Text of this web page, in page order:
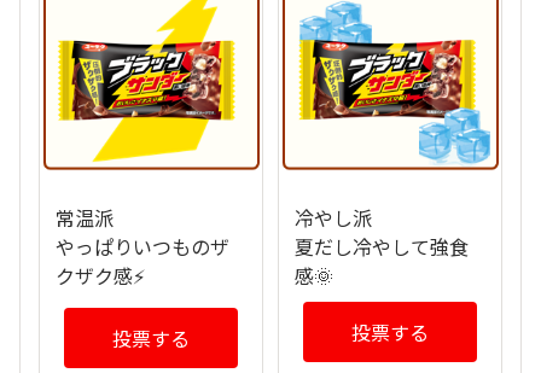
常温派
やっぱりいつものザ
クザク感⚡
投票する
冷やし派
夏だし冷やして強食
感🌞
投票する